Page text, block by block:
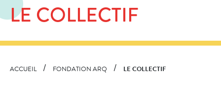
LE COLLECTIF
ACCUEIL FONDATION ARQ LE COLLECTIF